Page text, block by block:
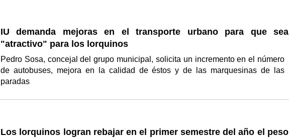
IU demanda mejoras en el transporte urbano para que sea
"atractivo" para los lorquinos
Pedro Sosa, concejal del grupo municipal, solicita un incremento en el número
de autobuses, mejora en la calidad de éstos y de las marquesinas de las
paradas
Los lorquinos logran rebajar en el primer semestre del año el peso